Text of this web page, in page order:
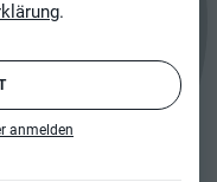
.
anmelden